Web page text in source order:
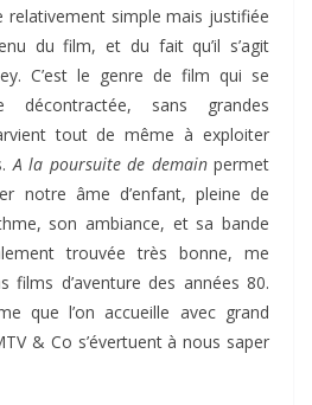
relativement simple mais justifiée
du film, et du fait qu’il s’agit
C’est le genre de film qui se
décontractée, sans grandes
tout de même à exploiter
A la poursuite de demainpermet
notre âme d’enfant, pleine de
son ambiance, et sa bande
trouvée très bonne, me
films d’aventure des années 80.
que l’on accueille avec grand
& Co s’évertuent à nous saper